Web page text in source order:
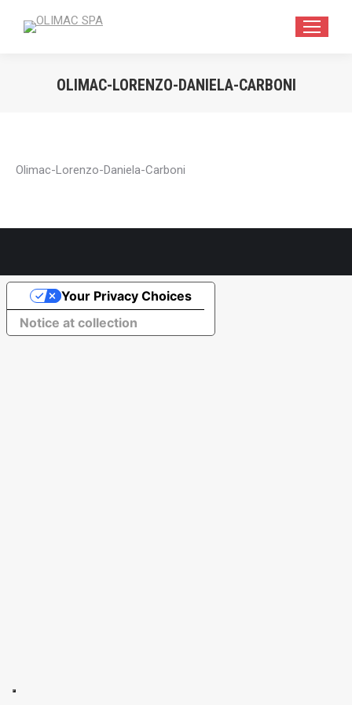
OLIMAC-LORENZO-DANIELA-CARBONI
Olimac-Lorenzo-Daniela-Carboni
Notice at collection
Your Privacy Choices